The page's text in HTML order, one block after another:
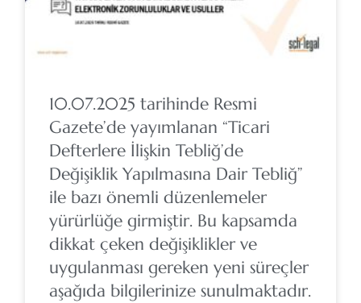
10.07.2025 tarihinde Resmi
Gazete’de yayımlanan “Ticari
Defterlere İlişkin Tebliğ’de
Değişiklik Yapılmasına Dair Tebliğ”
ile bazı önemli düzenlemeler
yürürlüğe girmiştir. Bu kapsamda
dikkat çeken değişiklikler ve
uygulanması gereken yeni süreçler
aşağıda bilgilerinize sunulmaktadır.